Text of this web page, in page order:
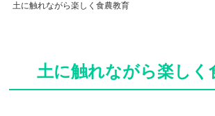
土に触れながら楽しく食農教育
土に触れながら楽しく